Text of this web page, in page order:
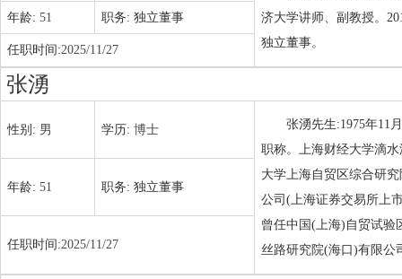
济大学讲师、副教授。
独立董事。
年龄: 51 职务: 独立董事
任职时间:2025/11/27
张湧
性别: 男 学历: 博士
张湧先生:1975年11
职称。上海财经大学滴
大学上海自贸区综合研
公司(上海证券交易所上
曾任中国(上海)自贸试验
丝路研究院(海口)有限公
年龄: 51 职务: 独立董事
任职时间:2025/11/27